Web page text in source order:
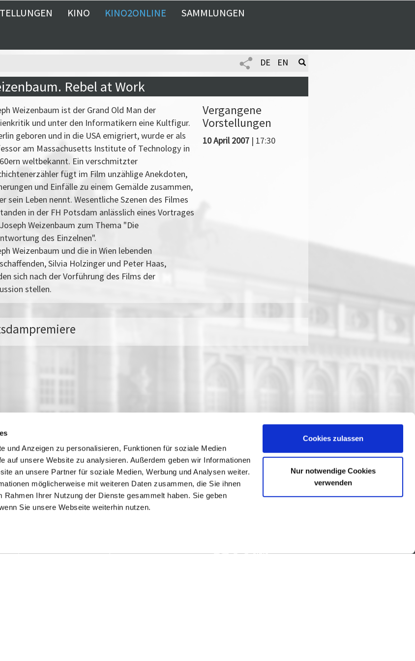
und Anzeigen zu personalisieren, Funktionen für soziale Medien
auf unsere Website zu analysieren. Außerdem geben wir Informationen
an unsere Partner für soziale Medien, Werbung und Analysen weiter.
möglicherweise mit weiteren Daten zusammen, die Sie ihnen
Rahmen Ihrer Nutzung der Dienste gesammelt haben. Sie geben
Sie unsere Webseite weiterhin nutzen.
Cookies zulassen
Nur notwendige Cookies
verwenden
KINO KINO2ONLINE
SAMMLUNGEN
DE EN
Rebel at Work
Weizenbaum ist der Grand Old Man der
und unter den Informatikern eine Kultfigur.
geboren und in die USA emigriert, wurde er als
am Massachusetts Institute of Technology in
weltbekannt. Ein verschmitzter
fügt im Film unzählige Anekdoten,
und Einfälle zu einem Gemälde zusammen,
sein Leben nennt. Wesentliche Szenen des Filmes
in der FH Potsdam anlässlich eines Vortrages
Weizenbaum zum Thema "Die
des Einzelnen".
Weizenbaum und die in Wien lebenden
Silvia Holzinger und Peter Haas,
sich nach der Vorführung des Films der
stellen.
Vergangene
Vorstellungen
10 April 2007 | 17:30